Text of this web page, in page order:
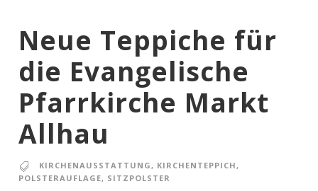
Neue Teppiche für
die Evangelische
Pfarrkirche Markt
Allhau
KIRCHENAUSSTATTUNG, KIRCHENTEPPICH,
POLSTERAUFLAGE, SITZPOLSTER